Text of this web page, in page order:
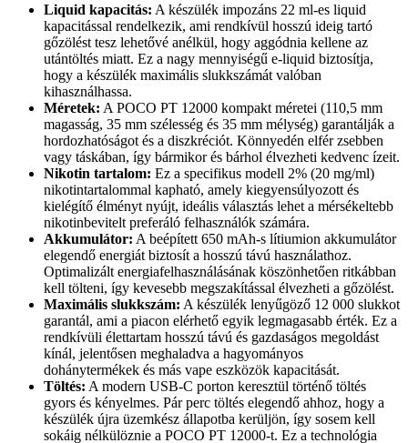
Liquid kapacitás: A készülék impozáns 22 ml-es liquid
kapacitással rendelkezik, ami rendkívül hosszú ideig tartó
gőzölést tesz lehetővé anélkül, hogy aggódnia kellene az
utántöltés miatt. Ez a nagy mennyiségű e-liquid biztosítja,
hogy a készülék maximális slukkszámát valóban
kihasználhassa.
Méretek: A POCO PT 12000 kompakt méretei (110,5 mm
magasság, 35 mm szélesség és 35 mm mélység) garantálják a
hordozhatóságot és a diszkréciót. Könnyedén elfér zsebben
vagy táskában, így bármikor és bárhol élvezheti kedvenc ízeit.
Nikotin tartalom: Ez a specifikus modell 2% (20 mg/ml)
nikotintartalommal kapható, amely kiegyensúlyozott és
kielégítő élményt nyújt, ideális választás lehet a mérsékeltebb
nikotinbevitelt preferáló felhasználók számára.
Akkumulátor: A beépített 650 mAh-s lítiumion akkumulátor
elegendő energiát biztosít a hosszú távú használathoz.
Optimalizált energiafelhasználásának köszönhetően ritkábban
kell tölteni, így kevesebb megszakítással élvezheti a gőzölést.
Maximális slukkszám: A készülék lenyűgöző 12 000 slukkot
garantál, ami a piacon elérhető egyik legmagasabb érték. Ez a
rendkívüli élettartam hosszú távú és gazdaságos megoldást
kínál, jelentősen meghaladva a hagyományos
dohánytermékek és más vape eszközök kapacitását.
Töltés: A modern USB-C porton keresztül történő töltés
gyors és kényelmes. Pár perc töltés elegendő ahhoz, hogy a
készülék újra üzemkész állapotba kerüljön, így sosem kell
sokáig nélkülöznie a POCO PT 12000-t. Ez a technológia